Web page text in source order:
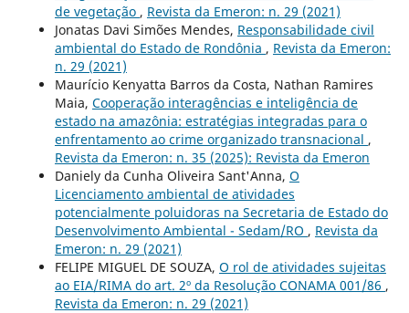
de vegetação , Revista da Emeron: n. 29 (2021)
Jonatas Davi Simões Mendes, Responsabilidade civil
ambiental do Estado de Rondônia , Revista da Emeron:
n. 29 (2021)
Maurício Kenyatta Barros da Costa, Nathan Ramires
Maia, Cooperação interagências e inteligência de
estado na amazônia: estratégias integradas para o
enfrentamento ao crime organizado transnacional ,
Revista da Emeron: n. 35 (2025): Revista da Emeron
Daniely da Cunha Oliveira Sant'Anna, O
Licenciamento ambiental de atividades
potencialmente poluidoras na Secretaria de Estado do
Desenvolvimento Ambiental - Sedam/RO , Revista da
Emeron: n. 29 (2021)
FELIPE MIGUEL DE SOUZA, O rol de atividades sujeitas
ao EIA/RIMA do art. 2º da Resolução CONAMA 001/86 ,
Revista da Emeron: n. 29 (2021)